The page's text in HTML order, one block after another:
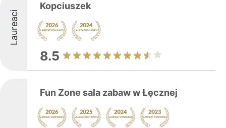
Laureaci
Kopciuszek
8.5
Fun Zone sala zabaw w Łęcznej